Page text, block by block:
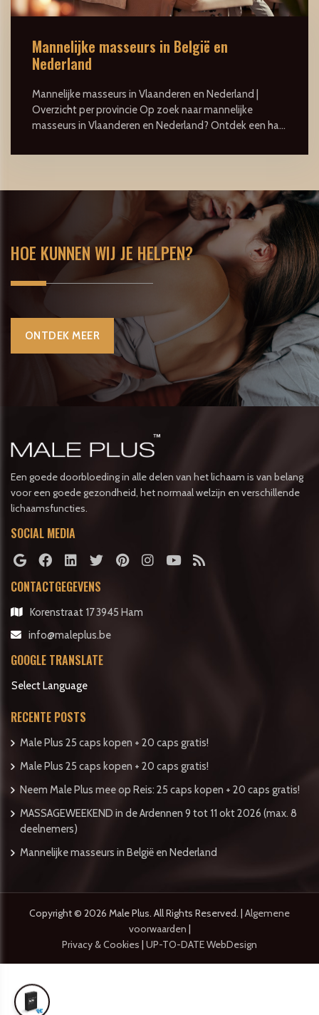
Mannelijke masseurs in België en
Nederland
Mannelijke masseurs in Vlaanderen en Nederland |
Overzicht per provincie Op zoek naar mannelijke
masseurs in Vlaanderen en Nederland? Ontdek een ha...
HOE KUNNEN WIJ JE HELPEN?
ONTDEK MEER
Een goede doorbloeding in alle delen van het lichaam is van belang
voor een goede gezondheid, het normaal welzijn en verschillende
lichaamsfuncties.
SOCIAL MEDIA
CONTACTGEGEVENS
Korenstraat 17 3945 Ham
info@maleplus.be
GOOGLE TRANSLATE
Select Language
RECENTE POSTS
Male Plus 25 caps kopen + 20 caps gratis!
Male Plus 25 caps kopen + 20 caps gratis!
Neem Male Plus mee op Reis: 25 caps kopen + 20 caps gratis!
MASSAGEWEEKEND in de Ardennen 9 tot 11 okt 2026 (max. 8
deelnemers)
Mannelijke masseurs in België en Nederland
Copyright © 2026 Male Plus. All Rights Reserved. | Algemene
voorwaarden |
Privacy & Cookies | UP-TO-DATE WebDesign